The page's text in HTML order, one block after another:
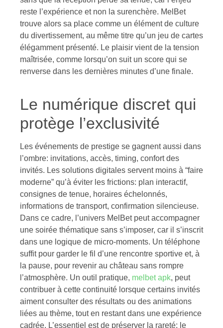
reste l’expérience et non la surenchère. MelBet
trouve alors sa place comme un élément de culture
du divertissement, au même titre qu’un jeu de cartes
élégamment présenté. Le plaisir vient de la tension
maîtrisée, comme lorsqu’on suit un score qui se
renverse dans les dernières minutes d’une finale.
Le numérique discret qui
protège l’exclusivité
Les événements de prestige se gagnent aussi dans
l’ombre: invitations, accès, timing, confort des
invités. Les solutions digitales servent moins à “faire
moderne” qu’à éviter les frictions: plan interactif,
consignes de tenue, horaires échelonnés,
informations de transport, confirmation silencieuse.
Dans ce cadre, l’univers MelBet peut accompagner
une soirée thématique sans s’imposer, car il s’inscrit
dans une logique de micro-moments. Un téléphone
suffit pour garder le fil d’une rencontre sportive et, à
la pause, pour revenir au château sans rompre
l’atmosphère. Un outil pratique, melbet apk, peut
contribuer à cette continuité lorsque certains invités
aiment consulter des résultats ou des animations
liées au thème, tout en restant dans une expérience
cadrée. L’essentiel est de préserver la rareté: le